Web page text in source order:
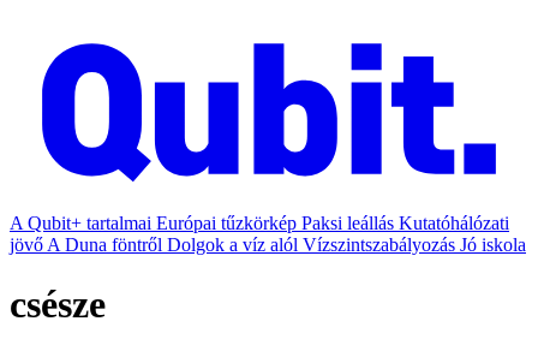
A Qubit+ tartalmai Európai tűzkörkép Paksi leállás Kutatóhálózati
jövő A Duna föntről Dolgok a víz alól Vízszintszabályozás Jó iskola
csésze